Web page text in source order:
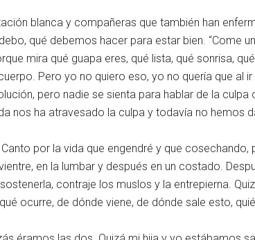
blanca y compañeras que también han
qué debemos hacer para estar bien. “Come
mira qué guapa eres, qué lista, qué sonrisa,
Pero yo no quiero eso, yo no quería que al
pero nadie se sienta para hablar de la culpa
nos ha atravesado la culpa y todavía no hemos
por la vida que engendré y que
en la lumbar y después en un costado.
contraje los muslos y la entrepierna.
ocurre, de dónde viene, de dónde sale esto,